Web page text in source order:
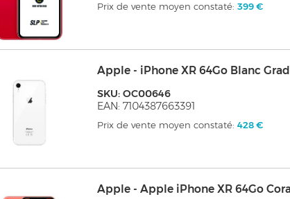
Prix de vente moyen constaté:399 €
Apple - iPhone XR 64Go Blanc
SKU: OC00646
EAN: 7104387663391
Prix de vente moyen constaté:428 €
Apple - Apple iPhone XR 64Go